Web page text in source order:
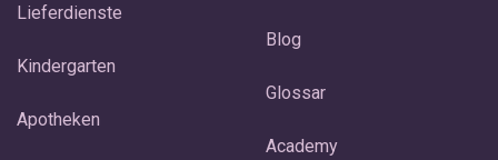
Lieferdienste
Kindergarten
Apotheken
Blog
Glossar
Academy